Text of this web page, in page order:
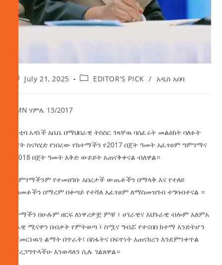
July 21, 2025 EDITOR'S PICK / አዲስ አበባ
AMN ሃምሌ 13/2017
ከንቲባ አዳነች አቤቤ በማህበራዊ ትስስር ገጻቸዉ ባሰፈሩት መልዕክት ባለፉት
ቀናት ስናካሂድ የነበረው የከተማችን የ2017 በጀት ዓመት አፈፃፀም ግምገማና
የ2018 በጀት ዓመት እቅድ ውይይት አጠናቅቀናል ብለዋል።
በግምገማችንም የተመዘገቡ አበረታች ውጤቶችን በማላቅ እና የተለዩ
ድክመቶችን በማረም በቀጣይ የተሻለ አፈፃፀም ለማስመዝገብ ተግባብተናል ።
ከተማችን በሁሉም ዘርፍ ለነዋሪዎቿ ምቹ ፣ ሀገራዊና አህጉራዊ ብሎም አለምአ
ቀፋዊ ሚናዋን በብቃት የምትወጣ ፤ ስሟና ግብሯ የተናበበ ከተማ እንድትሆን
የጀመርነዉን ልማት በጥራት፣ በስፋትና በፍጥነት አጠናክረን እንደምንቀጥል
ልናረጋግጥላችሁ እንወዳለን ሲሉ ገልጸዋል።